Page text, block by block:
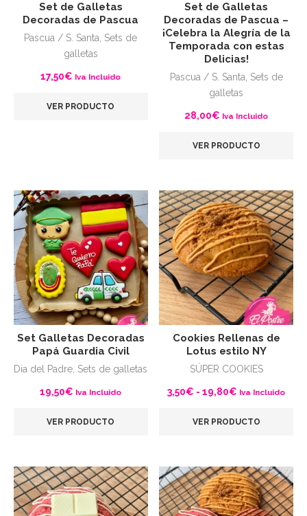
Set de Galletas
Decoradas de Pascua
Pascua / S. Santa, Sets de
galletas
17,50€ Iva Incluido
VER PRODUCTO
Set de Galletas
Decoradas de Pascua –
¡Celebra la Alegría de la
Temporada con estas
Delicias!
Pascua / S. Santa, Sets de
galletas
28,00€ Iva Incluido
VER PRODUCTO
Set Galletas Decoradas
Papá Guardia Civil
Dia del Padre Sets de galletas
19,50€ Iva Incluido
VER PRODUCTO
Cookies Rellenas de
Lotus estilo NY
SÚPER COOKIES
3,50€ - 19,80€ Rango
precios:
hasta
19,80€
Iva Incluido
VER PRODUCTO